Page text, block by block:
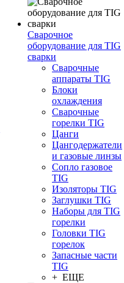
Сварочное
оборудование для TIG
сварки
Сварочные
аппараты TIG
Блоки
охлаждения
Сварочные
горелки TIG
Цанги
Цангодержатели
и газовые линзы
Сопло газовое
TIG
Изоляторы TIG
Заглушки TIG
Наборы для TIG
горелки
Головки TIG
горелок
Запасные части
TIG
+ ЕЩЕ